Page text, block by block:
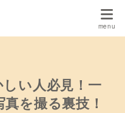
い人必見！一
を撮る裏技！